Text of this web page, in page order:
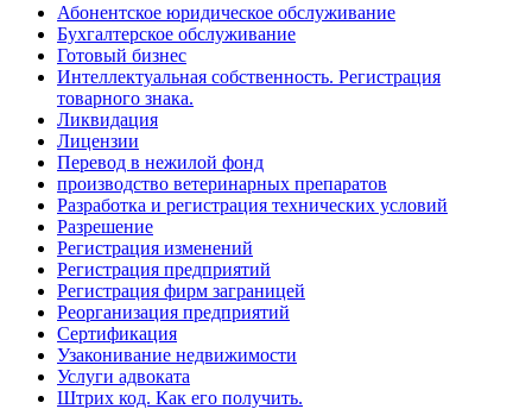
Абонентское юридическое обслуживание
Бухгалтерское обслуживание
Готовый бизнес
Интеллектуальная собственность. Регистрация
товарного знака.
Ликвидация
Лицензии
Перевод в нежилой фонд
производство ветеринарных препаратов
Разработка и регистрация технических условий
Разрешение
Регистрация изменений
Регистрация предприятий
Регистрация фирм заграницей
Реорганизация предприятий
Сертификация
Узаконивание недвижимости
Услуги адвоката
Штрих код. Как его получить.